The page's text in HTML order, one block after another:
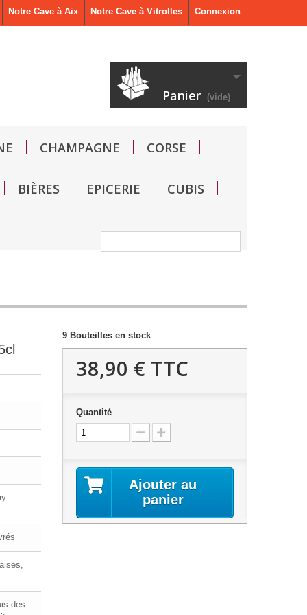
Connexion
Notre Cave à Vitrolles
Notre Cave à Aix
Panier (vide)
CHAMPAGNE CORSE
BIÈRES EPICERIE CUBIS
des
9 Bouteilles en stock
38,90 € TTC
Quantité
Ajouter au
panier